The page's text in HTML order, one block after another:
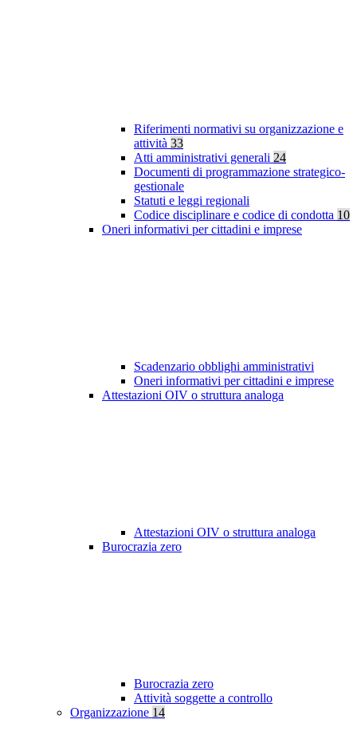
Riferimenti normativi su organizzazione e
attività 33
Atti amministrativi generali 24
Documenti di programmazione strategico-
gestionale
Statuti e leggi regionali
Codice disciplinare e codice di condotta 10
Oneri informativi per cittadini e imprese
Scadenzario obblighi amministrativi
Oneri informativi per cittadini e imprese
Attestazioni OIV o struttura analoga
Attestazioni OIV o struttura analoga
Burocrazia zero
Burocrazia zero
Attività soggette a controllo
Organizzazione 14